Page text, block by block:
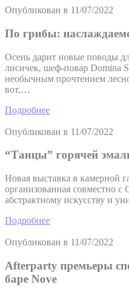
Опубликован в 11/07/2022
По грибы:
Осень дарит новые поводы
лисичек, шеф-повар Domina
необычным прочтением
вот,…
Подробнее
Опубликован в 11/07/2022
“Танцы” горячей
Новая выставка в камерной
организованная совместно с
абстрактному искусству и
Подробнее
Опубликован в 11/07/2022
Afterparty премьеры
баре Nove